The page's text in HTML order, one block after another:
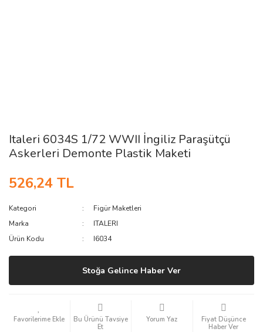
Italeri 6034S 1/72 WWII İngiliz Paraşütçü
Askerleri Demonte Plastik Maketi
526,24 TL
Kategori
Figür Maketleri
Marka
ITALERI
Ürün Kodu
I6034
Stoğa Gelince Haber Ver
Bu Ürünü Tavsiye
Et
Yorum Yaz
Fiyat Düşünce
Haber Ver